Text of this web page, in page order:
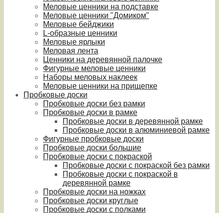
Меловые ценники на подставке
Меловые ценники "Домиком"
Меловые бейджики
L-образные ценники
Меловые ярлыки
Меловая лента
Ценники на деревянной палочке
Фигурные меловые ценники
Наборы меловых наклеек
Меловые ценники на прищепке
Пробковые доски
Пробковые доски без рамки
Пробковые доски в рамке
Пробковые доски в деревянной рамке
Пробковые доски в алюминиевой рамке
Фигурные пробковые доски
Пробковые доски большие
Пробковые доски с покраской
Пробковые доски с покраской без рамки
Пробковые доски с покраской в
деревянной рамке
Пробковые доски на ножках
Пробковые доски круглые
Пробковые доски с полками